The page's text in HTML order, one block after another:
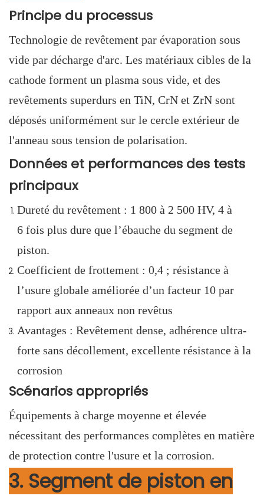
Principe du processus
Technologie de revêtement par évaporation sous
vide par décharge d'arc. Les matériaux cibles de la
cathode forment un plasma sous vide, et des
revêtements superdurs en TiN, CrN et ZrN sont
déposés uniformément sur le cercle extérieur de
l'anneau sous tension de polarisation.
Données et performances des tests
principaux
Dureté du revêtement : 1 800 à 2 500 HV, 4 à
6 fois plus dure que l’ébauche du segment de
piston.
Coefficient de frottement : 0,4 ; résistance à
l’usure globale améliorée d’un facteur 10 par
rapport aux anneaux non revêtus
Avantages : Revêtement dense, adhérence ultra-
forte sans décollement, excellente résistance à la
corrosion
Scénarios appropriés
Équipements à charge moyenne et élevée
nécessitant des performances complètes en matière
de protection contre l'usure et la corrosion.
3. Segment de piston en